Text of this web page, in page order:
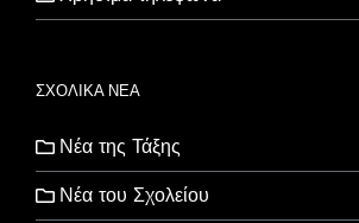
ΣΧΟΛΙΚΑ ΝΕΑ
Νέα της Τάξης
Νέα του Σχολείου